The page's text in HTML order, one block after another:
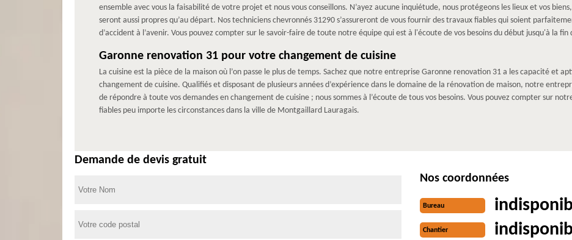
ensemble avec vous la faisabilité de votre projet et nous vous conseillons. N’ayez aucune inquiétude, nous protégeons les lieux et vos
seront aussi propres qu’au départ. Nos techniciens chevronnés 31290 s’assureront de vous fournir des travaux fiables qui soient
d’accident à l’avenir. Vous pouvez compter sur le savoir-faire de toute notre équipe qui est à l'écoute de vos besoins du début jusqu'à la
Garonne renovation 31 pour votre changement de cuisine
La cuisine est la pièce de la maison où l’on passe le plus de temps. Sachez que notre entreprise Garonne renovation 31 a les capacité et
changement de cuisine. Qualifiés et disposant de plusieurs années d’expérience dans le domaine de la rénovation de maison, notre
de répondre à toute vos demandes en changement de cuisine ; nous sommes à l’écoute de tous vos besoins. Vous pouvez compter sur
fiables peu importe les circonstances dans la ville de Montgaillard Lauragais.
Demande de devis gratuit
Nos coordonnées
Bureau
Chantier